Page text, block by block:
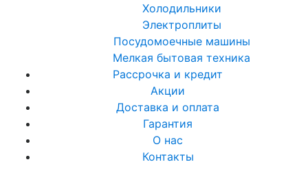
Холодильники
Электроплиты
Посудомоечные машины
Мелкая бытовая техника
Рассрочка и кредит
Акции
Доставка и оплата
Гарантия
О нас
Контакты